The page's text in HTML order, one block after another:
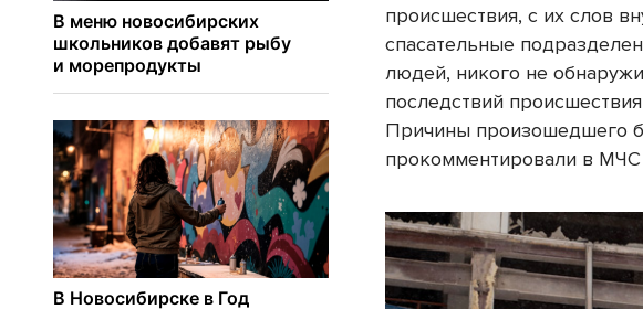
происшествия, с их слов
спасательные
людей, никого не
последствий
Причины произошедшего
прокомментировали в МЧС